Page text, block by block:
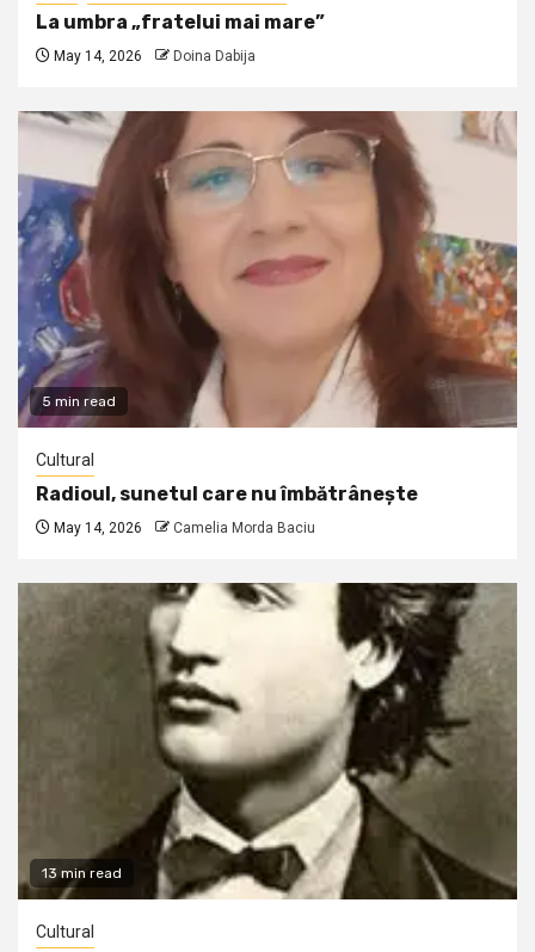
La umbra „fratelui mai mare”
May 14, 2026 Doina Dabija
5 min read
Cultural
Radioul, sunetul care nu îmbătrânește
May 14, 2026 Camelia Morda Baciu
13 min read
Cultural